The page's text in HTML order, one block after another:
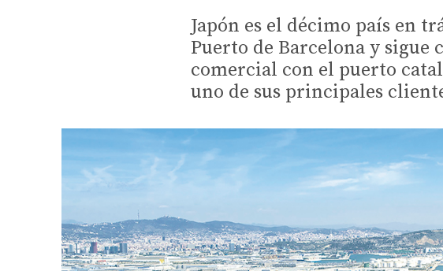
Japón es el décimo país en
Puerto de Barcelona y sigue
comercial con el puerto
uno de sus principales